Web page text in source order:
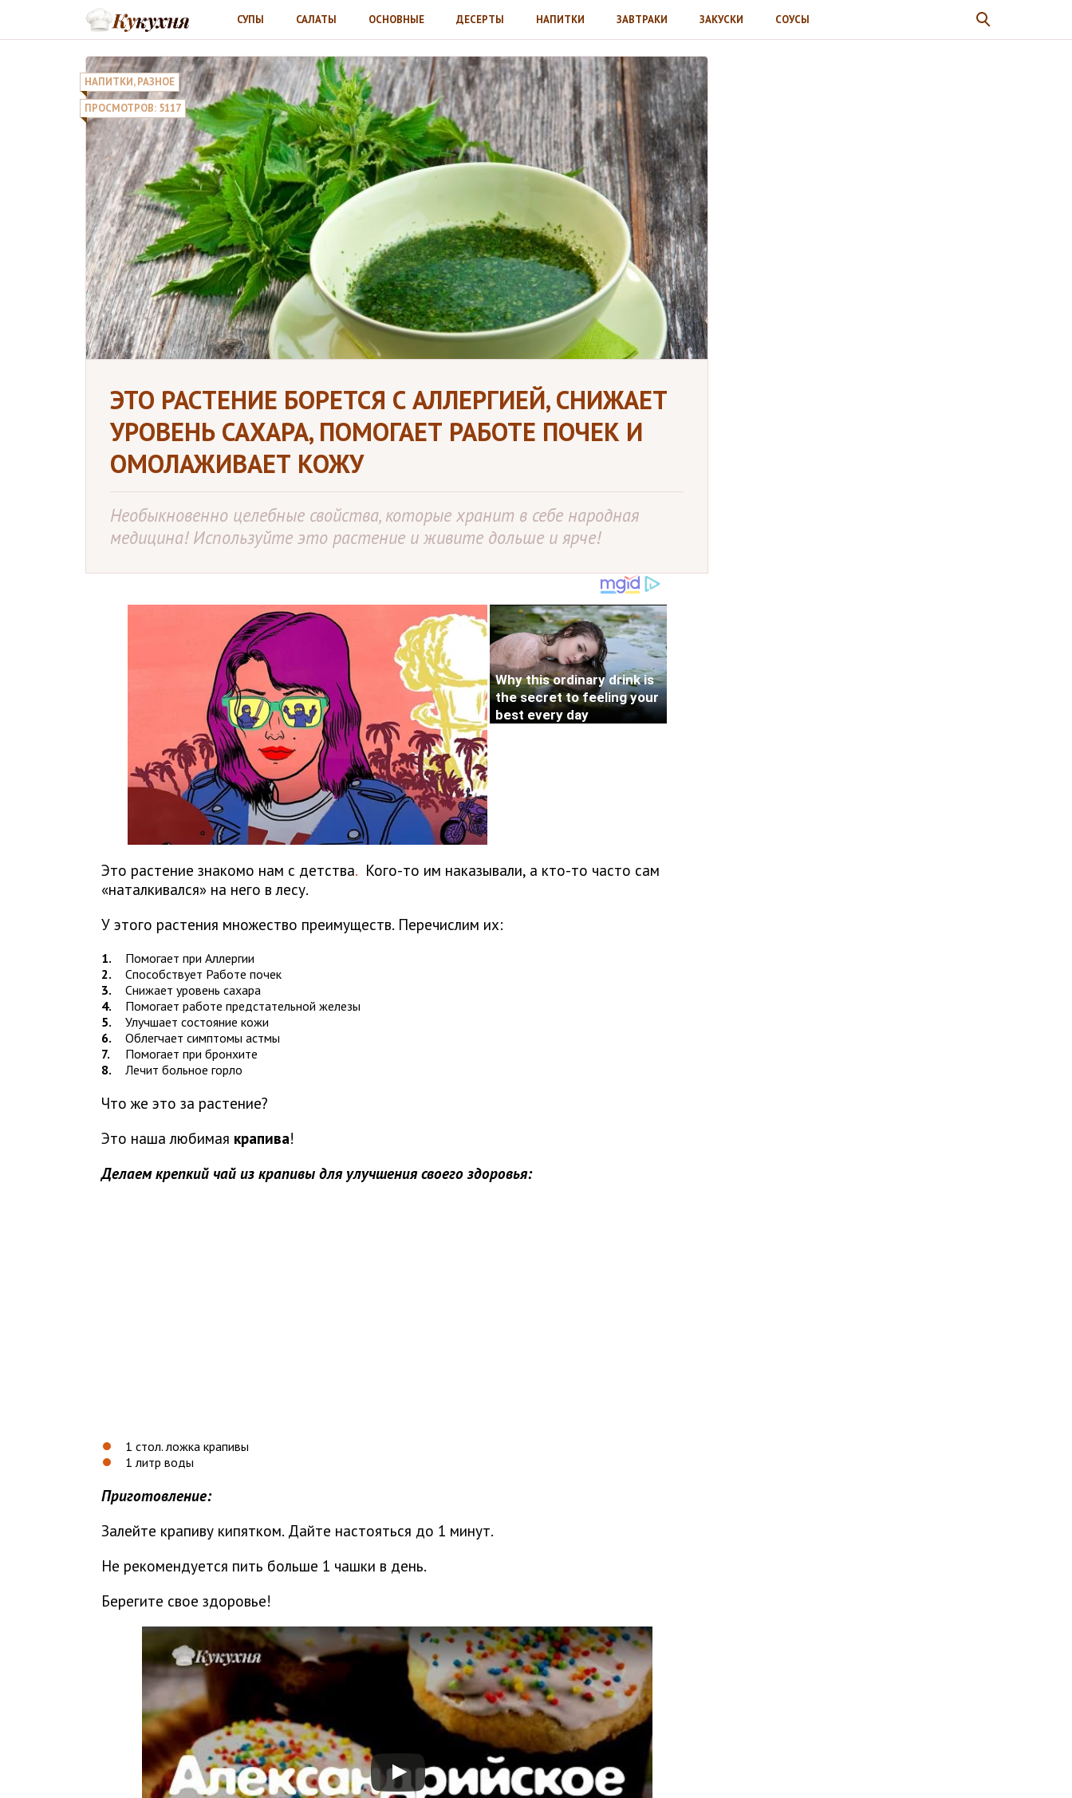
СУПЫ САЛАТЫ ОСНОВНЫЕ ДЕСЕРТЫ НАПИТКИ ЗАВТРАКИ ЗАКУСКИ СОУСЫ
НАПИТКИ,РАЗНОЕ
ПРОСМОТРОВ: 5117
ЭТО РАСТЕНИЕ БОРЕТСЯ С АЛЛЕРГИЕЙ, СНИЖАЕТ
УРОВЕНЬ САХАРА, ПОМОГАЕТ РАБОТЕ ПОЧЕК И
ОМОЛАЖИВАЕТ КОЖУ
Необыкновенно целебные свойства, которые хранит в себе народная
медицина! Используйте это растение и живите дольше и ярче!
Это растение знакомо нам с детства. Кого-то им наказывали, а кто-то часто сам
«наталкивался» на него в лесу.
У этого растения множество преимуществ. Перечислим их:
Помогает при Аллергии
Способствует Работе почек
Снижает уровень сахара
Помогает работе предстательной железы
Улучшает состояние кожи
Облегчает симптомы астмы
Помогает при бронхите
Лечит больное горло
Что же это за растение?
Это наша любимая крапива!
Делаем крепкий чай из крапивы для улучшения своего здоровья:
1 стол. ложка крапивы
1 литр воды
Приготовление:
Залейте крапиву кипятком. Дайте настояться до 1 минут.
Не рекомендуется пить больше 1 чашки в день.
Берегите свое здоровье!